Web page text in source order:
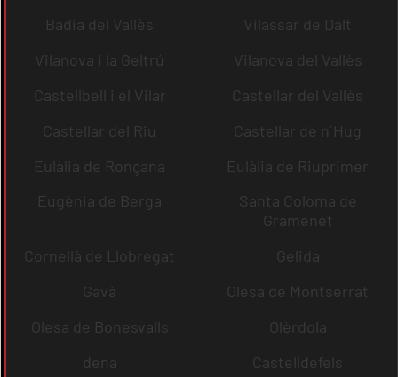
Badia del Vallès
Vilassar de Dalt
Vilanova i la Geltrú
Vilanova del Vallès
Castellbell i el Vilar
Castellar del Vallès
Castellar del Riu
Castellar de n´Hug
Eulàlia de Ronçana
Eulàlia de Riuprimer
Eugènia de Berga
Santa Coloma de
Gramenet
Cornellà de Llobregat
Gelida
Gavà
Olesa de Montserrat
Olesa de Bonesvalls
Olèrdola
dena
Castelldefels